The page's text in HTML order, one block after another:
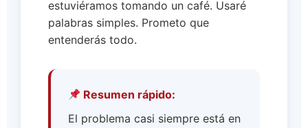
estuviéramos tomando un café. Usaré
palabras simples. Prometo que
entenderás todo.
Resumen rápido:
El problema casi siempre está en